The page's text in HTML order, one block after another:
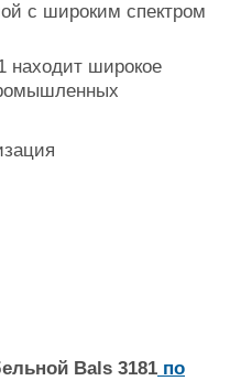
с широким спектром
находит широкое
Bals 3181 по